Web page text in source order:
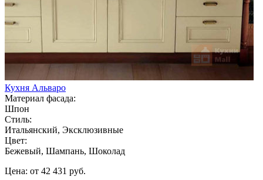
Кухня Альваро
Материал фасада:
Шпон
Стиль:
Итальянский, Эксклюзивные
Цвет:
Бежевый, Шампань, Шоколад
Цена: от 42 431 руб.